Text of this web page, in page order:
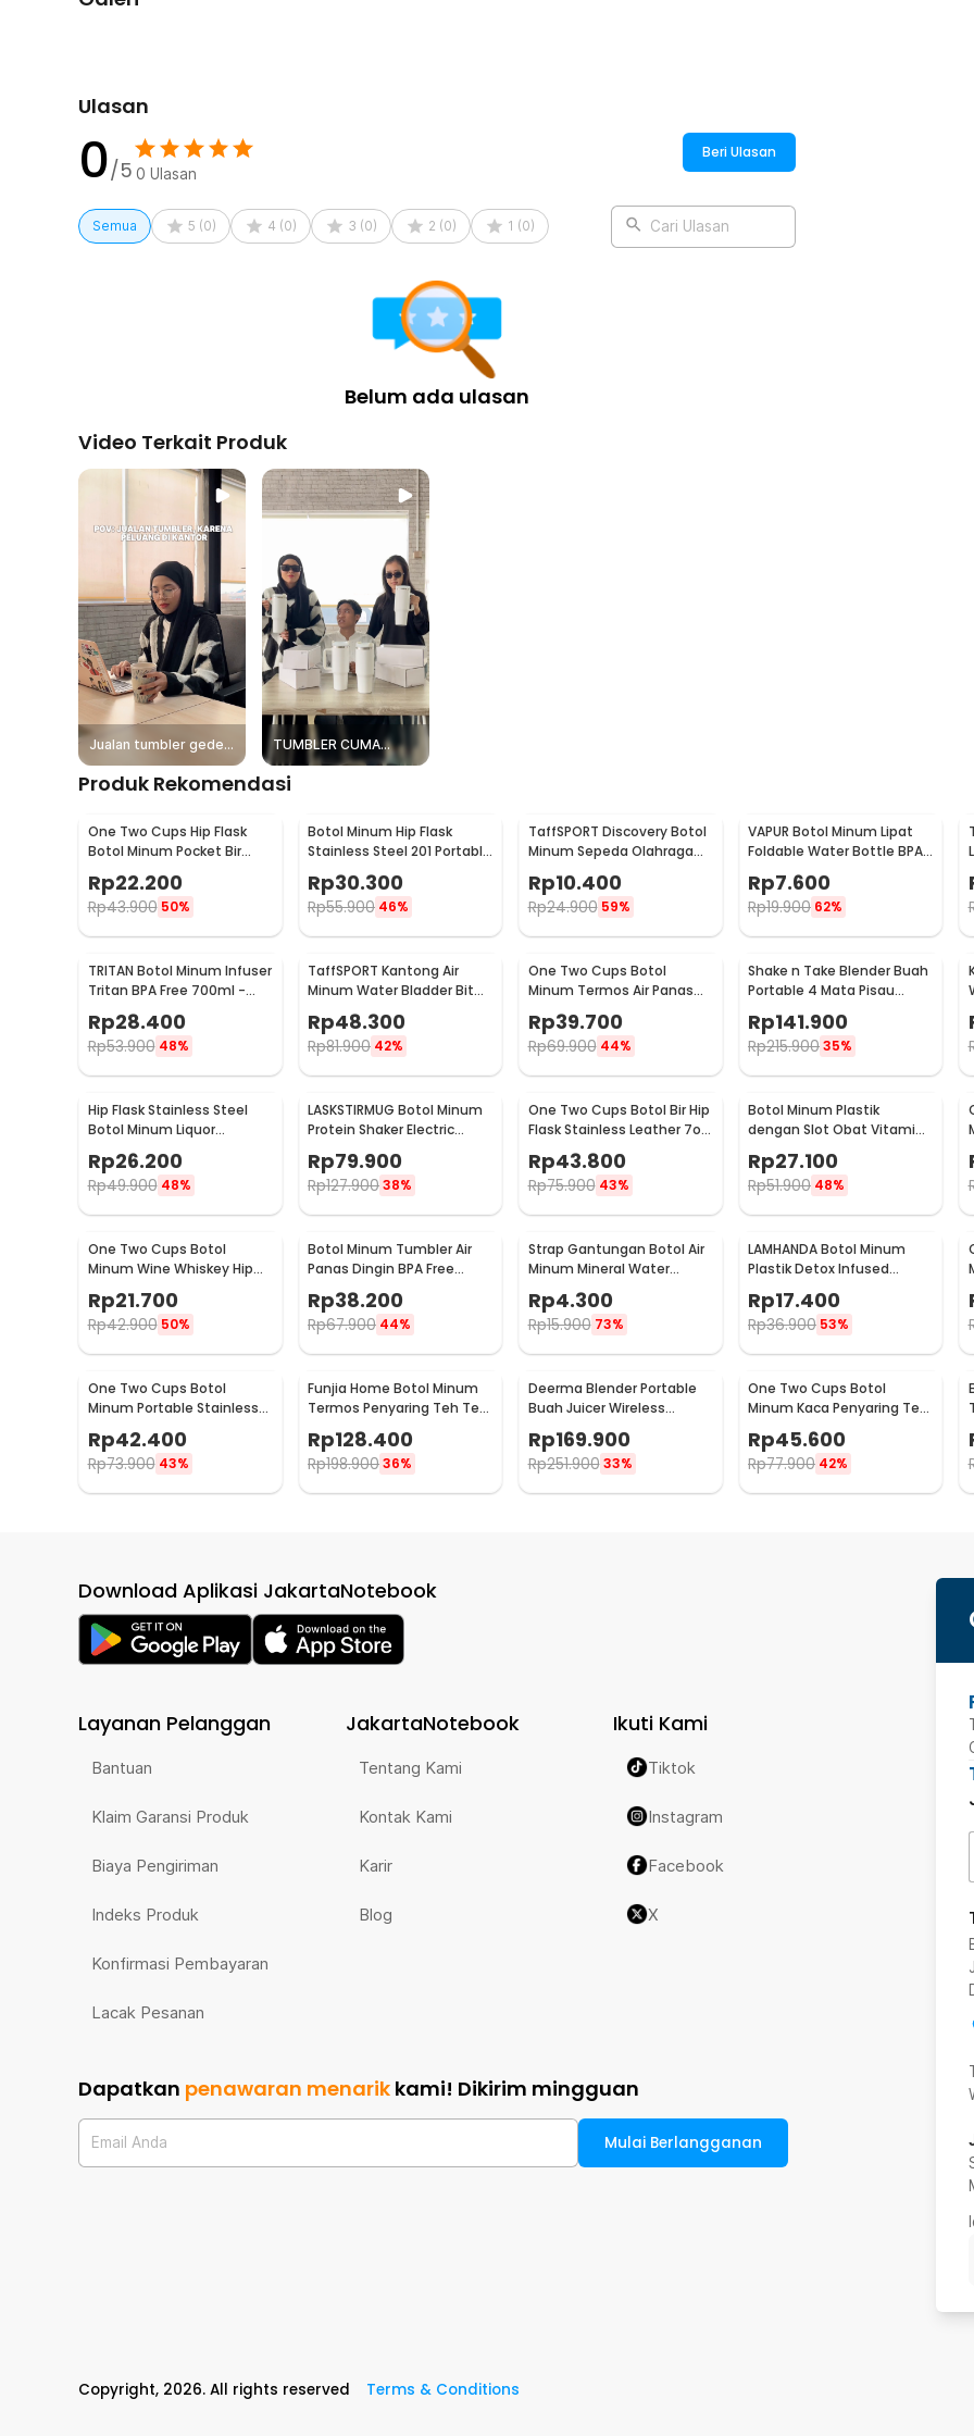
Ulasan
0/5 0 Ulasan
Beri Ulasan
Semua 5 (0) 4 (0) 3 (0) 2 (0) 1 (0) Cari Ulasan
Belum ada ulasan
Video Terkait Produk
Jualan tumbler gede,
untungnya juga gede!
TUMBLER CUMA
Rp2500
Produk Rekomendasi
One Two Cups Hip Flask
Botol Minum Pocket Bir
MS351
Rp22.200
Rp43.900 50%
Botol Minum Hip Flask
Stainless Steel 201 Portable
Round Shape 150ml - B-5
Rp30.300
Rp55.900 46%
TaffSPORT Discovery Botol
Minum Sepeda Olahraga
3026
Rp10.400
Rp24.900 59%
VAPUR Botol Minum Lipat
Foldable Water Bottle BPA
Free Karabiner 500ml - V5
Rp7.600
Rp19.900 62%
TRITAN Botol Minum Infuser
Tritan BPA Free 700ml -
Rp28.400
Rp53.900 48%
TaffSPORT Kantong Air
Minum Water Bladder Bit
Valve Hydration Bag 2L -
SD16
Rp48.300
Rp81.900 42%
One Two Cups Botol
Minum Termos Air Panas
Dingin Stainless Steel
260ml - AQW575
Rp39.700
Rp69.900 44%
Shake n Take Blender Buah
Portable 4 Mata Pisau
Rp141.900
Rp215.90035%
Hip Flask Stainless Steel
Botol Minum Liquor
Whiskey Vintage 7oz Jack
Daniel - H-7
Rp26.200
Rp49.900 48%
LASKSTIRMUG Botol Minum
Protein Shaker Electric
1505
Rp79.900
Rp127.90038%
One Two Cups Botol Bir Hip
Flask Stainless Leather 7oz
with Shot Glass
Rp43.800
Rp75.900 43%
Botol Minum Plastik
dengan Slot Obat Vitamin
Rp27.100
Rp51.900 48%
One Two Cups Botol
Minum Wine Whiskey Hip
Rp21.700
Rp42.900 50%
Botol Minum Tumbler Air
Panas Dingin BPA Free
Stainless Steel 350ml - HS-
6983
Rp38.200
Rp67.900 44%
Strap Gantungan Botol Air
Minum Mineral Water
Bottle Belt Hanger - 3330
Rp4.300
Rp15.900 73%
LAMHANDA Botol Minum
Plastik Detox Infused
QWF236
Rp17.400
Rp36.900 53%
One Two Cups Botol
Minum Portable Stainless
Rp42.400
Rp73.900 43%
Funjia Home Botol Minum
Termos Penyaring Teh Tea
Infuser 520ml
Rp128.400
Rp198.90036%
Deerma Blender Portable
Buah Juicer Wireless
1500mAh 400ml - DEM-
NU05
Rp169.900
Rp251.900 33%
One Two Cups Botol
Minum Kaca Penyaring Teh
Double Wall 230ml - X9001
Rp45.600
Rp77.900 42%
Download Aplikasi JakartaNotebook
Layanan Pelanggan
Bantuan
Klaim Garansi Produk
Biaya Pengiriman
Indeks Produk
Konfirmasi Pembayaran
Lacak Pesanan
JakartaNotebook
Tentang Kami
Kontak Kami
Karir
Blog
Ikuti Kami
Tiktok
Instagram
Facebook
X
Dapatkan penawaran menarik kami! Dikirim mingguan
Email Anda Mulai Berlangganan
Copyright, 2026. All rights reserved Terms & Conditions